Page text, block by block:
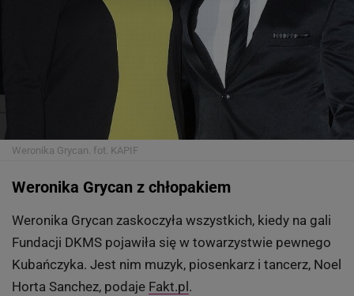
Weronika Grycan. fot. KAPIF
Weronika Grycan z chłopakiem
Weronika Grycan zaskoczyła wszystkich, kiedy na gali
Fundacji DKMS pojawiła się w towarzystwie pewnego
Kubańczyka. Jest nim muzyk, piosenkarz i tancerz, Noel
Horta Sanchez, podaje Fakt.pl .